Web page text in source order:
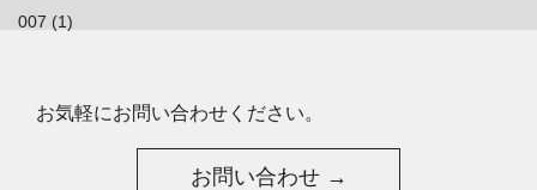
007 (1)
お気軽にお問い合わせください。
お問い合わせ →